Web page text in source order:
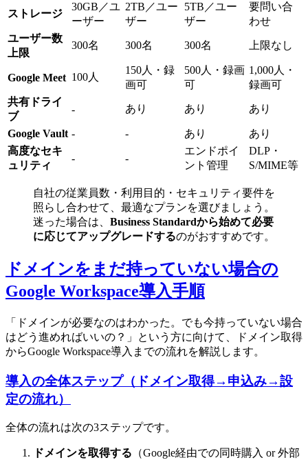
ストレージ
30GB／ユ
ーザー
2TB／ユー
ザー
5TB／ユー
ザー
要問い合
わせ
ユーザー数
上限
300名 300名 300名 上限なし
Google Meet 100人
150人・録
画可
500人・録画
可
1,000人・
録画可
共有ドライ
ブ
- あり あり あり
Google Vault - - あり
あり
高度なセキ
ュリティ
- -
エンドポイ
ント管理
DLP・
S/MIME等
自社の従業員数・利用目的・セキュリティ要件を
照らし合わせて、最適なプランを選びましょう。
迷った場合は、 Business Standardから始めて必要
に応じてアップグレードするのがおすすめです。
ドメインをまだ持っていない場合の
Google Workspace導入手順
「ドメインが必要なのはわかった。でも今持っていない場合
はどう進めればいいの？」という方に向けて、ドメイン取得
からGoogle Workspace導入までの流れを解説します。
導入の全体ステップ（ドメイン取得→申込み→設
定の流れ）
全体の流れは次の3ステップです。
ドメインを取得する （Google経由での同時購入 or 外部